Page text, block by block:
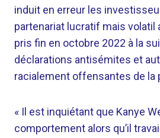
induit en erreur les
partenariat lucratif mais volatil
pris fin en octobre 2022 à la
déclarations antisémites et
racialement offensantes de la
« Il est inquiétant que Kanye
comportement alors qu’il